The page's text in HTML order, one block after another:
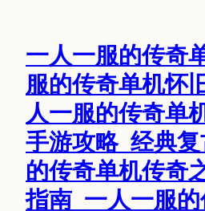
一人一服的传奇
服的传奇单机怀
人一服的传奇单
手游攻略_经典
的传奇单机传奇
指南_一人一服